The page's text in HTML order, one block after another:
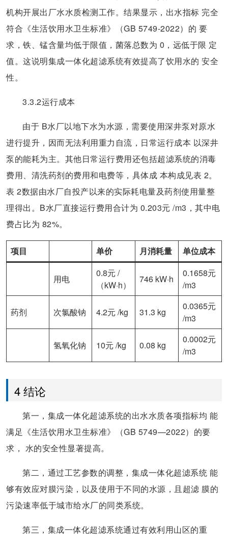
机构开展出厂水水质检测工作。结果显示，出水指标 完全
符合《生活饮用水卫生标准》（GB 5749-2022）的 要
求，铁、锰含量均低于限值，菌落总数为 0，远低于限 定
值。这说明集成一体化超滤系统有效提高了饮用水的 安全
性。
3.3.2运行成本
由于 B水厂以地下水为水源，需要使用深井泵对原水
进行提升，因而无法利用重力自流，日常运行成本 以深井
泵的能耗为主。其他日常运行费用还包括超滤系统的消毒
费用、清洗药剂的费用和电费等，具体成 本构成见表 2。
表 2数据由水厂自投产以来的实际耗电量及药剂使用量整
理得出。B水厂直接运行费用合计为 0.203元 /m3，其中电
费占比为 82%。
项目 单价 月消耗量 单位成本
用电
0.8元 /
（kW·h）
746 kW·h
0.1658元
/m3
药剂 次氯酸钠 4.2元 /kg 31.3 kg
0.0365元
/m3
氢氧化钠 10元 /kg 0.08 kg
0.0002元
/m3
4 结论
第一，集成一体化超滤系统的出水水质各项指标均 能
满足《生活饮用水卫生标准》（GB 5749—2022）的要
求， 水的安全性显著提高。
第二，通过工艺参数的调整，集成一体化超滤系统 能
够有效应对膜污染，以及使用于不同的水源，且超滤 膜的
污染速率低于城市给水厂的同类系统。
第三，集成一体化超滤系统通过有效利用山区的重